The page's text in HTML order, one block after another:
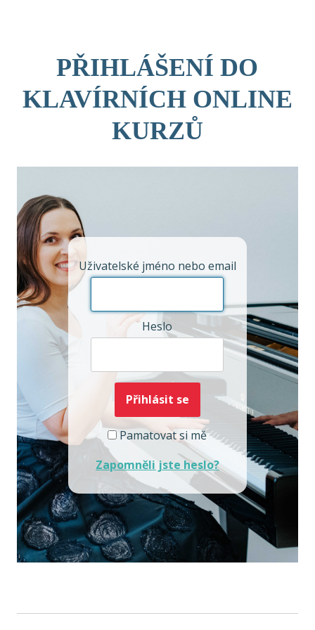
PŘIHLÁŠENÍ DO
KLAVÍRNÍCH ONLINE
KURZŮ
Uživatelské jméno nebo email
Heslo
Pamatovat si mě
Zapomněli jste heslo?